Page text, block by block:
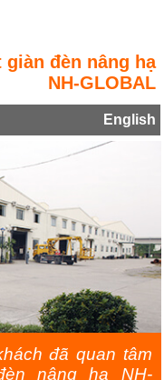
giàn đèn nâng hạ
NH-GLOBAL
English
đã quan tâm
nâng hạ NH-